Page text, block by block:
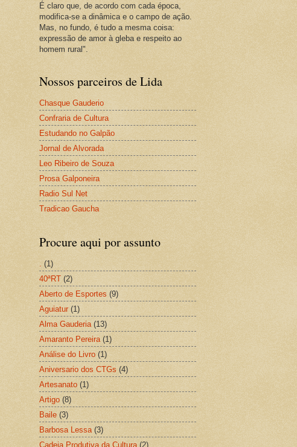
É claro que, de acordo com cada época,
modifica-se a dinâmica e o campo de ação.
Mas, no fundo, é tudo a mesma coisa:
expressão de amor à gleba e respeito ao
homem rural".
Nossos parceiros de Lida
Chasque Gauderio
Confraria de Cultura
Estudando no Galpão
Jornal de Alvorada
Leo Ribeiro de Souza
Prosa Galponeira
Radio Sul Net
Tradicao Gaucha
Procure aqui por assunto
(1)
40ªRT (2)
Aberto de Esportes (9)
Aguiatur (1)
Alma Gauderia (13)
Amaranto Pereira (1)
Análise do Livro (1)
Aniversario dos CTGs (4)
Artesanato (1)
Artigo (8)
Baile (3)
Barbosa Lessa (3)
Cadeia Produtiva da Cultura (2)